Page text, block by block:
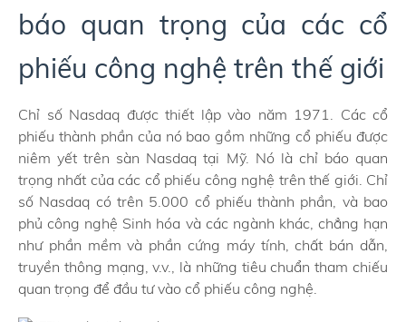
báo quan trọng của các cổ
phiếu công nghệ trên thế giới
Chỉ số Nasdaq được thiết lập vào năm 1971. Các cổ
phiếu thành phần của nó bao gồm những cổ phiếu được
niêm yết trên sàn Nasdaq tại Mỹ. Nó là chỉ báo quan
trọng nhất của các cổ phiếu công nghệ trên thế giới. Chỉ
số Nasdaq có trên 5.000 cổ phiếu thành phần, và bao
phủ công nghệ Sinh hóa và các ngành khác, chẳng hạn
như phần mềm và phần cứng máy tính, chất bán dẫn,
truyền thông mạng, v.v., là những tiêu chuẩn tham chiếu
quan trọng để đầu tư vào cổ phiếu công nghệ.